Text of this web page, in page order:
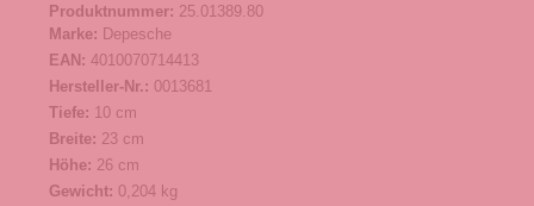
Produktnummer: 25.01389.80
Marke: Depesche
EAN: 4010070714413
Hersteller-Nr.: 0013681
Tiefe: 10 cm
Breite: 23 cm
Höhe: 26 cm
Gewicht: 0,204 kg